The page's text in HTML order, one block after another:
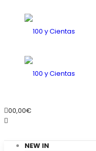
00,00€
NEW IN